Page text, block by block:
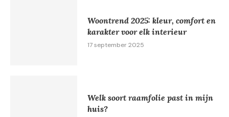
Woontrend 2025: kleur, comfort en
karakter voor elk interieur
17 september 2025
Welk soort raamfolie past in mijn
huis?